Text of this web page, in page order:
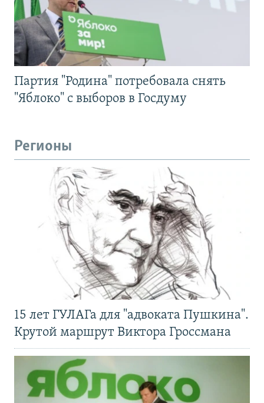
Партия "Родина" потребовала снять
"Яблоко" с выборов в Госдуму
Регионы
15 лет ГУЛАГа для "адвоката Пушкина".
Крутой маршрут Виктора Гроссмана